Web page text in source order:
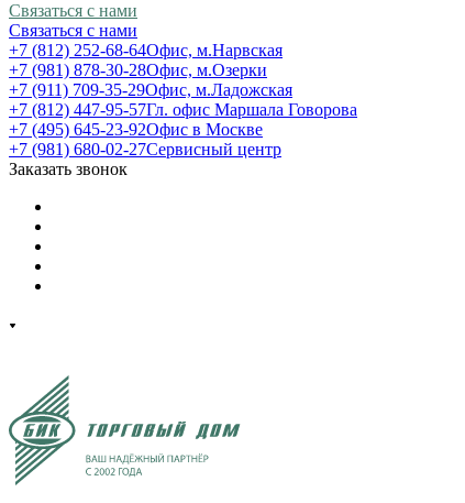
Связаться с нами
Связаться с нами
+7 (812) 252-68-64Офис, м.Нарвская
+7 (981) 878-30-28Офис, м.Озерки
+7 (911) 709-35-29Офис, м.Ладожская
+7 (812) 447-95-57Гл. офис Маршала Говорова
+7 (495) 645-23-92Офис в Москве
+7 (981) 680-02-27Сервисный центр
Заказать звонок